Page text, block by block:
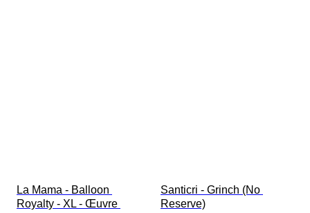
La Mama - Balloon
Royalty - XL - Œuvre
Santicri - Grinch (No
Reserve)